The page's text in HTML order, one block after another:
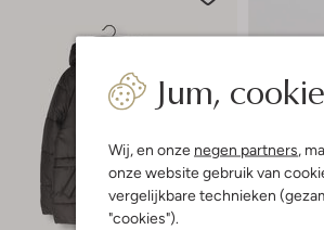
Jum,
Wij, en onze negen partners,
onze website gebruik van
vergelijkbare technieken
"cookies").